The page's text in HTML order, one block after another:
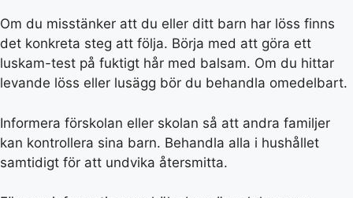
Om du misstänker att du eller ditt barn har löss finns
det konkreta steg att följa. Börja med att göra ett
luskam-test på fuktigt hår med balsam. Om du hittar
levande löss eller lusägg bör du behandla omedelbart.
Informera förskolan eller skolan så att andra familjer
kan kontrollera sina barn. Behandla alla i hushållet
samtidigt för att undvika återsmitta.